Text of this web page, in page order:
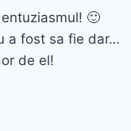
🙂
a fost sa fie dar…
de el!